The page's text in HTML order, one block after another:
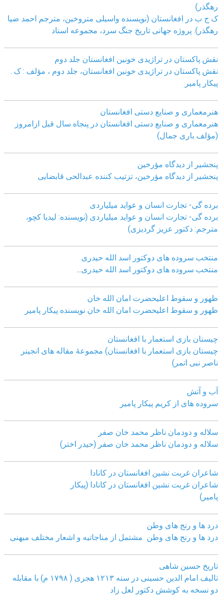
رهگذر)
ک ج ب در افغانستان (نویسنده واسیلی متروخین، مترجم احمد ضیا
رهگذر). پروژه جهانی تاریخ جنگ سرد، مجموعه اسناد
نقش پاکستان در تراژیدی خونین افغانستان جلد دوم
نقش پاکستان در تراژیدی خونین افغانستان، جلد دوم ، مؤلف : ک .
پیکار پامیر
هنرمعماری و صنایع دستی افغانستان
هنرمعماری و صنایع دستی افغانستان در پنجاه سال قبل ازامروز
(مؤلف باری جمال)
پنجشیر از دیدگاه مؤرخین
پنجشیر از دیدگاه مؤرخین، تزتیب کننده عبدالحی قابضايی
برده گی- تجارت انسان و عواید میلیاردی
برده گی- تجارت انسان و عواید میلیاردی (نویسنده: لیدیا کچو،
مترجم: دکتور عزیز گردیزی)
منتخب سروده های دوکتور اسد الله حیدری
منتخب سروده های دوکتور اسد الله حیدری
ظهور و سقوط اعلیحضرت امان الله خان
ظهور و سقوط اعلیحضرت امان الله خان نویسنده پیکار پامیر
چیستان بازی استعمار با افغانستان
چیستان بازی استعمار با افغانستان) مجموعۀ مقاله های انجینر
ناصر نبی اتمر)
آب و آتش
سروده های از کریم پیکار پامیر
سلاله و دودمان ناظر محمد خان صفر
سلاله و دودمان ناظر محمد خان صفر (حیدر اختر)
شاعران غربت نشین افغانستان در کانادا
شاعران غربت نشین افغانستان در کانادا (پیکار
پامیر)
درد ها و رنج های وطن
درد ها و رنج های وطن مشتمل از مناجاتیه و اشعار مختلف میهنی
تاریخ حسین شاهی
تالیف امام الدین حسینی در سنه ۱۲۱۳ هجری ( ۱۷۹۸ م) با مقابله
دو نسخه به کوشش دکتور لعل زاد